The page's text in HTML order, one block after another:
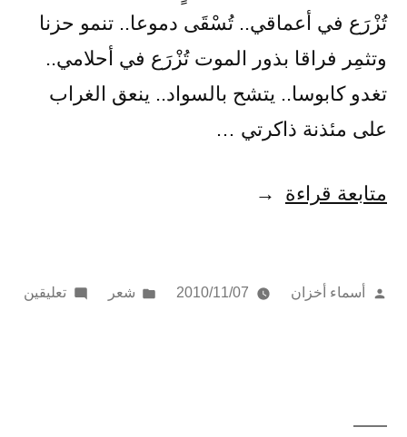
تُزْرَع في أعماقي.. تُسْقَى دموعا.. تنمو حزنا
وتثمِر فراقا بذور الموت تُزْرَع في أحلامي..
تغدو كابوسا.. يتشح بالسواد.. ينعق الغراب
على مئذنة ذاكرتي …
متابعة قراءة “ليل
تمّ
أسماء أخزان 2010/11/07
نُشر
شعر تعليقين